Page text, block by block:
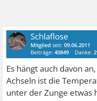
Schlaflose
Mitglied seit:09.06.2011
Beiträge:40849 Danke:
Es hängt auch davon
Achseln ist die
unter der Zunge etwas